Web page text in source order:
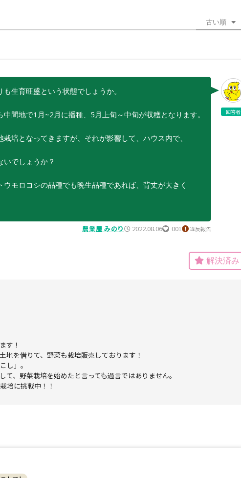
古い順
生育旺盛という状態でしょうか。
間地で1月~2月に播種、5月上旬～中旬が収穫となります。
培となってきますが、それが影響して、ハウス内で、
でしょうか？
モロコシの品種でも晩生品種であれば、背丈が大きく
農業屋 みのり 2022.08.06 001 違反報告
回答者
解決済み
す！
地を借りて、野菜も栽培販売しております！
し」。
、野菜栽培を始めたと言っても過言ではありません。
培に挑戦中！！